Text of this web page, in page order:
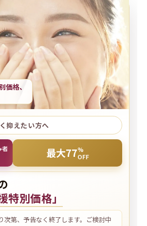
価格、
抑えたい方へ
者
最大77%
OFF
特別価格」
次第、予告なく終了します。ご検討中